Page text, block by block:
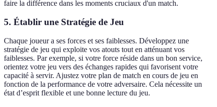
faire la différence dans les moments cruciaux d'un match.
5. Établir une Stratégie de Jeu
Chaque joueur a ses forces et ses faiblesses. Développez une
stratégie de jeu qui exploite vos atouts tout en atténuant vos
faiblesses. Par exemple, si votre force réside dans un bon service,
orientez votre jeu vers des échanges rapides qui favorisent votre
capacité à servir. Ajustez votre plan de match en cours de jeu en
fonction de la performance de votre adversaire. Cela nécessite un
état d’esprit flexible et une bonne lecture du jeu.